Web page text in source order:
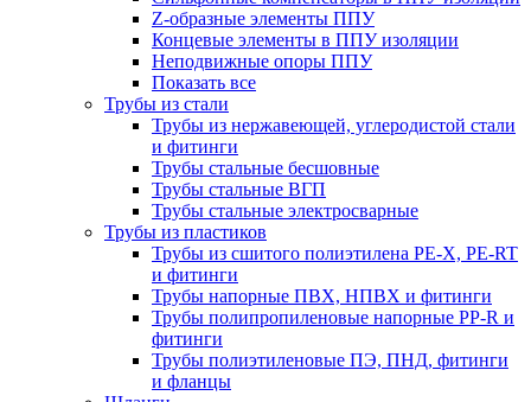
Z-образные элементы ППУ
Концевые элементы в ППУ изоляции
Неподвижные опоры ППУ
Показать все
Трубы из стали
Трубы из нержавеющей, углеродистой стали
и фитинги
Трубы стальные бесшовные
Трубы стальные ВГП
Трубы стальные электросварные
Трубы из пластиков
Трубы из сшитого полиэтилена PE-X, PE-RT
и фитинги
Трубы напорные ПВХ, НПВХ и фитинги
Трубы полипропиленовые напорные PP-R и
фитинги
Трубы полиэтиленовые ПЭ, ПНД, фитинги
и фланцы